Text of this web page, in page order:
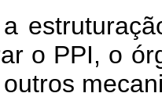
o PPI, o